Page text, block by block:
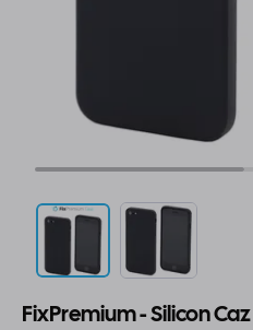
FixPremium - Silicon